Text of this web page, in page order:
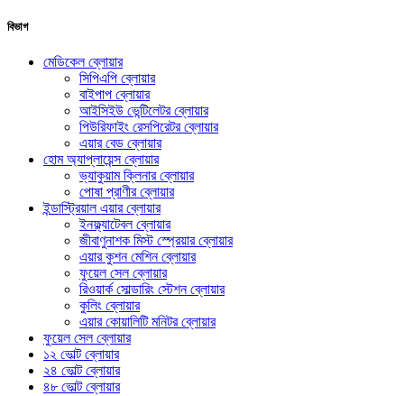
বিভাগ
মেডিকেল ব্লোয়ার
সিপিএপি ব্লোয়ার
বাইপাপ ব্লোয়ার
আইসিইউ ভেন্টিলেটর ব্লোয়ার
পিউরিফাইং রেসপিরেটর ব্লোয়ার
এয়ার বেড ব্লোয়ার
হোম অ্যাপ্লায়েন্স ব্লোয়ার
ভ্যাকুয়াম ক্লিনার ব্লোয়ার
পোষা প্রাণীর ব্লোয়ার
ইন্ডাস্ট্রিয়াল এয়ার ব্লোয়ার
ইনফ্ল্যাটেবল ব্লোয়ার
জীবাণুনাশক মিস্ট স্প্রেয়ার ব্লোয়ার
এয়ার কুশন মেশিন ব্লোয়ার
ফুয়েল সেল ব্লোয়ার
রিওয়ার্ক সোল্ডারিং স্টেশন ব্লোয়ার
কুলিং ব্লোয়ার
এয়ার কোয়ালিটি মনিটর ব্লোয়ার
ফুয়েল সেল ব্লোয়ার
১২ ভোল্ট ব্লোয়ার
২৪ ভোল্ট ব্লোয়ার
৪৮ ভোল্ট ব্লোয়ার